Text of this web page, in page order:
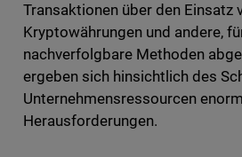
Transaktionen über den Einsatz
Kryptowährungen und andere,
nachverfolgbare Methoden
ergeben sich hinsichtlich des
Unternehmensressourcen
Herausforderungen.